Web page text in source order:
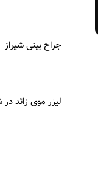
جراح بینی شیراز
لیزر موی زائد در